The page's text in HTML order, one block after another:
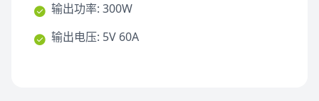
输出功率: 300W
输出电压: 5V 60A